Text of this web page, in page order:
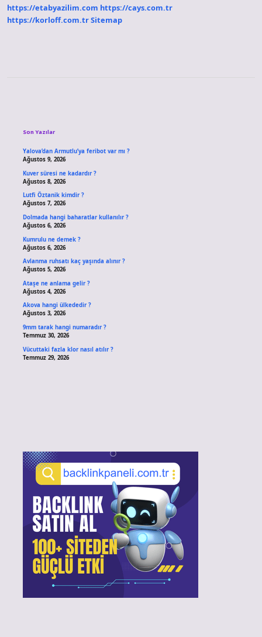
https://etabyazilim.com https://cays.com.tr
https://korloff.com.trSitemap
Son Yazılar
Yalova’dan Armutlu’ya feribot var mı ?
Ağustos 9, 2026
Kuver süresi ne kadardır ?
Ağustos 8, 2026
Lutfi Öztanik kimdir ?
Ağustos 7, 2026
Dolmada hangi baharatlar kullanılır ?
Ağustos 6, 2026
Kumrulu ne demek ?
Ağustos 6, 2026
Avlanma ruhsatı kaç yaşında alınır ?
Ağustos 5, 2026
Ataşe ne anlama gelir ?
Ağustos 4, 2026
Akova hangi ülkededir ?
Ağustos 3, 2026
9mm tarak hangi numaradır ?
Temmuz 30, 2026
Vücuttaki fazla klor nasıl atılır ?
Temmuz 29, 2026